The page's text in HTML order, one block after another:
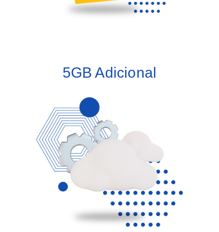
5GB Adicional
Adquiere 5GB de almacenamiento extra a tu licencia